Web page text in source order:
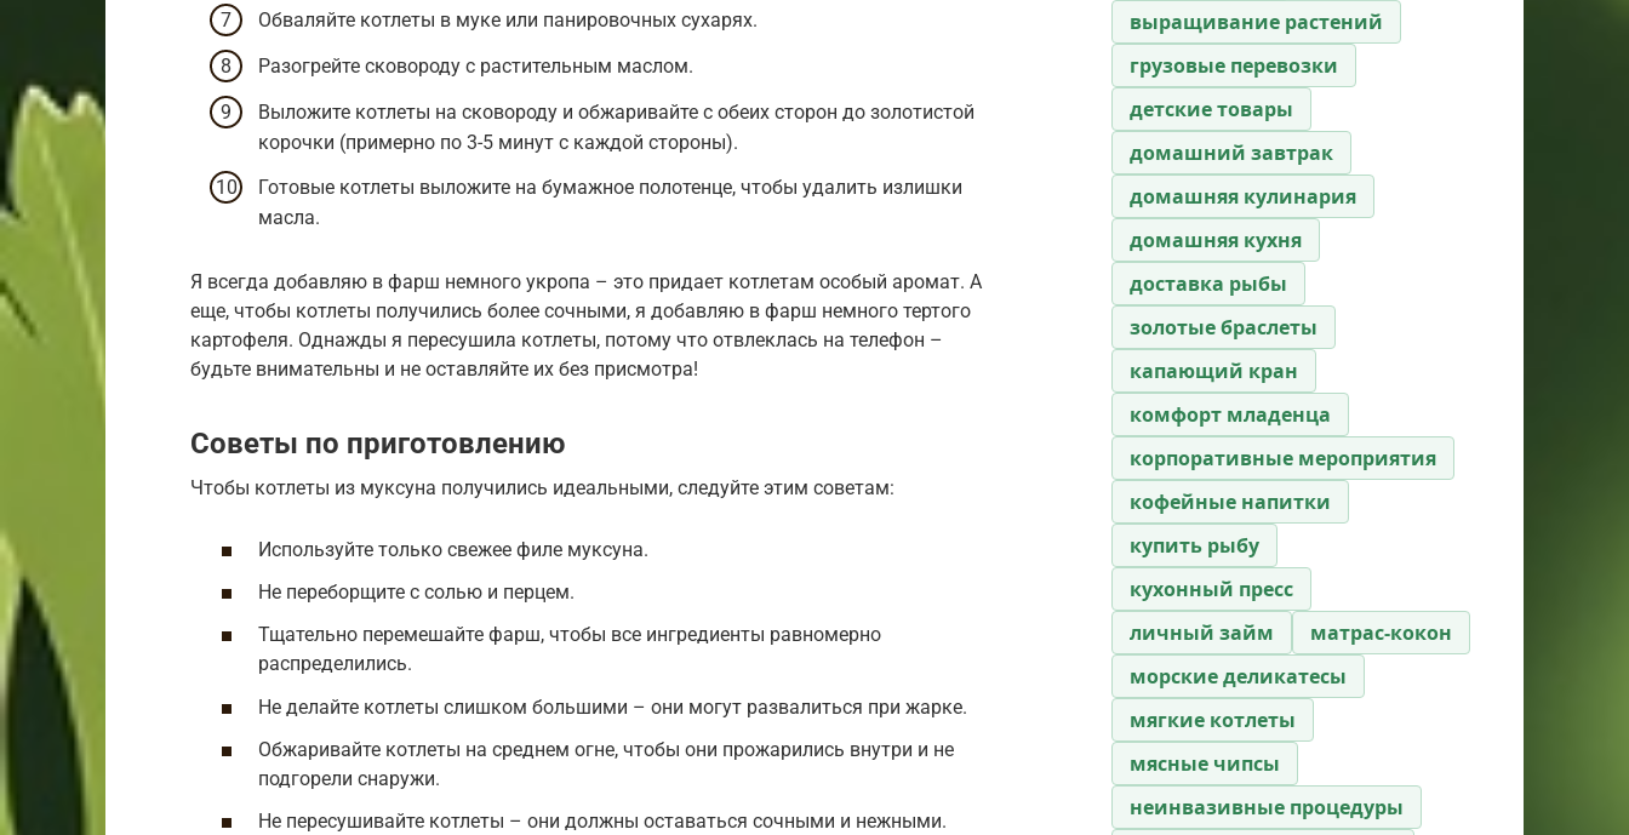
Обваляйте котлеты в муке или панировочных сухарях.
Разогрейте сковороду с растительным маслом.
Выложите котлеты на сковороду и обжаривайте с обеих сторон до золотистой
корочки (примерно по 3-5 минут с каждой стороны).
Готовые котлеты выложите на бумажное полотенце, чтобы удалить излишки
масла.
Я всегда добавляю в фарш немного укропа – это придает котлетам особый аромат. А
еще, чтобы котлеты получились более сочными, я добавляю в фарш немного тертого
картофеля. Однажды я пересушила котлеты, потому что отвлеклась на телефон –
будьте внимательны и не оставляйте их без присмотра!
Советы по приготовлению
Чтобы котлеты из муксуна получились идеальными, следуйте этим советам:
Используйте только свежее филе муксуна.
Не переборщите с солью и перцем.
Тщательно перемешайте фарш, чтобы все ингредиенты равномерно
распределились.
Не делайте котлеты слишком большими – они могут развалиться при жарке.
Обжаривайте котлеты на среднем огне, чтобы они прожарились внутри и не
подгорели снаружи.
Не пересушивайте котлеты – они должны оставаться сочными и нежными.
выращивание растений
грузовые перевозки
детские товары
домашний завтрак
домашняя кулинария
домашняя кухня
доставка рыбы
золотые браслеты
капающий кран
комфорт младенца
корпоративные мероприятия
кофейные напитки
купить рыбу
кухонный пресс
личный займ
матрас-кокон
морские деликатесы
мягкие котлеты
мясные чипсы
неинвазивные процедуры